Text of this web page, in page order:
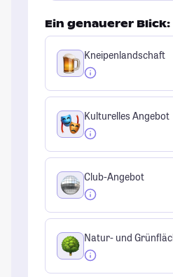
Ein genauerer Blick:
Kneipenlandschaft
Kulturelles Angebot
Club-Angebot
Natur- und